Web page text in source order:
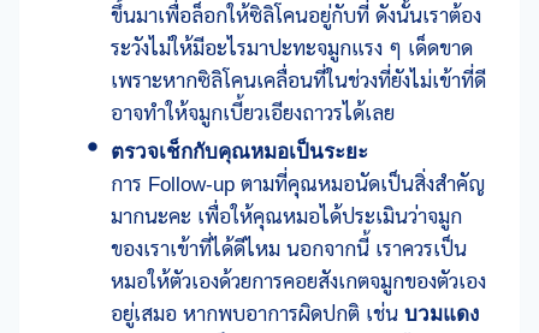
ขึ้นมาเพื่อล็อกให้ซิลิโคนอยู่กับที่ ดังนั้นเราต้อง
ระวังไม่ให้มีอะไรมาปะทะจมูกแรง ๆ เด็ดขาด
เพราะหากซิลิโคนเคลื่อนที่ในช่วงที่ยังไม่เข้าที่ดี
อาจทำให้จมูกเบี้ยวเอียงถาวรได้เลย
ตรวจเช็กกับคุณหมอเป็นระยะ
การ Follow-up ตามที่คุณหมอนัดเป็นสิ่งสำคัญ
มากนะคะ เพื่อให้คุณหมอได้ประเมินว่าจมูก
ของเราเข้าที่ได้ดีไหม นอกจากนี้ เราควรเป็น
หมอให้ตัวเองด้วยการคอยสังเกตจมูกของตัวเอง
อยู่เสมอ หากพบอาการผิดปกติ เช่น บวมแดง